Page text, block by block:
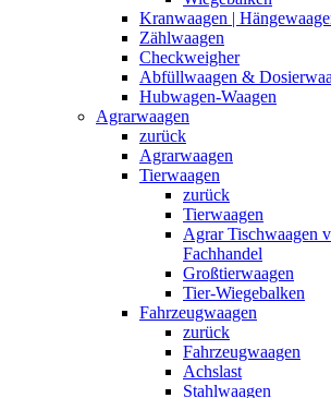
Kranwaagen |
Zählwaagen
Checkweigher
Abfüllwaagen &
Hubwagen-Waagen
Agrarwaagen
zurück
Agrarwaagen
Tierwaagen
zurück
Tierwaagen
Agrar Tischwaagen
Fachhandel
Großtierwaagen
Tier-Wiegebalken
Fahrzeugwaagen
zurück
Fahrzeugwaagen
Achslast
Stahlwaagen